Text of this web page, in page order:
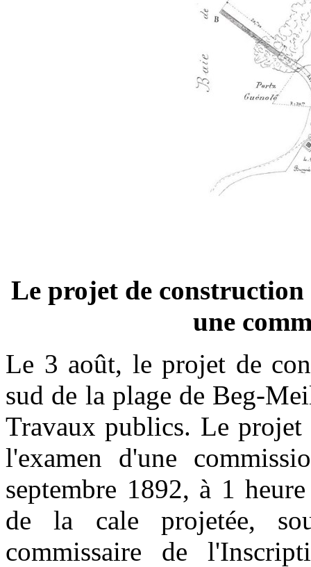
Le projet de construction
une
Le 3 août, le projet de
sud de la plage de Beg-
Travaux publics. Le projet
l'examen d'une
septembre 1892, à 1
de la cale projetée,
commissaire de